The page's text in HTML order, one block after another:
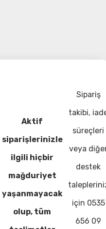
Aktif
siparişlerinizle
ilgili hiçbir
mağduriyet
yaşanmayacak
olup, tüm
Sipariş
takibi,
süreçleri
veya
destek
için 0535
656 09